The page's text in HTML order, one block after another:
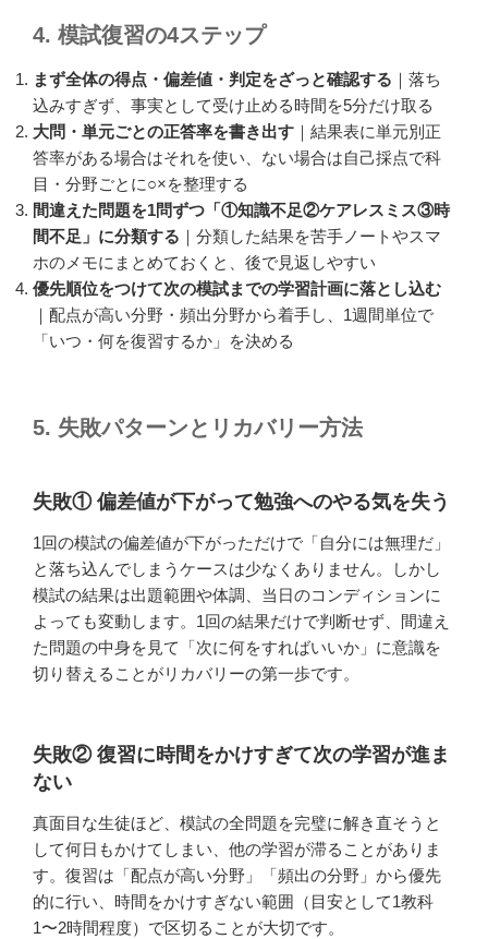
4. 模試復習の4ステップ
まず全体の得点・偏差値・判定をざっと確認する ｜落ち
込みすぎず、事実として受け止める時間を5分だけ取る
大問・単元ごとの正答率を書き出す ｜結果表に単元別正
答率がある場合はそれを使い、ない場合は自己採点で科
目・分野ごとに○×を整理する
間違えた問題を1問ずつ「①知識不足②ケアレスミス③時
間不足」に分類する ｜分類した結果を苦手ノートやスマ
ホのメモにまとめておくと、後で見返しやすい
優先順位をつけて次の模試までの学習計画に落とし込む
｜配点が高い分野・頻出分野から着手し、1週間単位で
「いつ・何を復習するか」を決める
5. 失敗パターンとリカバリー方法
失敗① 偏差値が下がって勉強へのやる気を失う
1回の模試の偏差値が下がっただけで「自分には無理だ」
と落ち込んでしまうケースは少なくありません。しかし
模試の結果は出題範囲や体調、当日のコンディションに
よっても変動します。1回の結果だけで判断せず、間違え
た問題の中身を見て「次に何をすればいいか」に意識を
切り替えることがリカバリーの第一歩です。
失敗② 復習に時間をかけすぎて次の学習が進ま
ない
真面目な生徒ほど、模試の全問題を完璧に解き直そうと
して何日もかけてしまい、他の学習が滞ることがありま
す。復習は「配点が高い分野」「頻出の分野」から優先
的に行い、時間をかけすぎない範囲（目安として1教科
1〜2時間程度）で区切ることが大切です。